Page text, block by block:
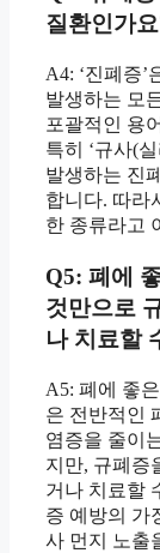
질환인가
A4: ‘진폐증’
발생하는 모
포괄적인 용
특히 ‘규사(
발생하는 진
합니다. 따라
한 종류라고
Q5: 폐에
것만으로
나 치료할
A5: 폐에 좋
은 전반적인
염증을 줄이
지만, 규폐증
거나 치료할
증 예방의 가
사 먼지 노출